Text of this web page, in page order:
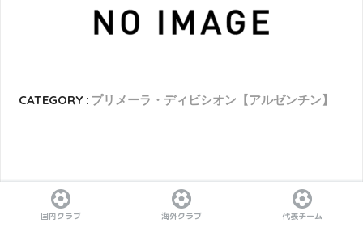
CATEGORY : プリメーラ・ディビシオン【アルゼンチン】
国内クラブ 海外クラブ 代表チーム